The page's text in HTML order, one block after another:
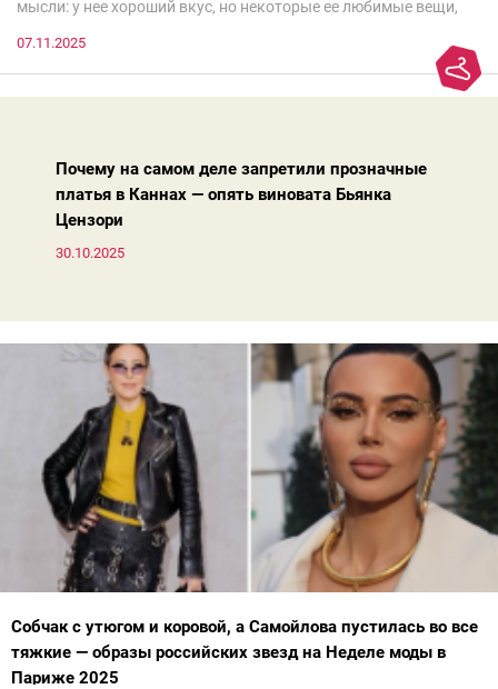
мысли: у нее хороший вкус, но некоторые ее любимые вещи,
моды. Вовсе нет.Проблема в том, что сама мода сделала шаг
07.11.2025
Почему на самом деле запретили прозначные
платья в Каннах — опять виновата Бьянка
Цензори
30.10.2025
Собчак с утюгом и коровой, а Самойлова пустилась во все
тяжкие — образы российских звезд на Неделе моды в
Париже 2025